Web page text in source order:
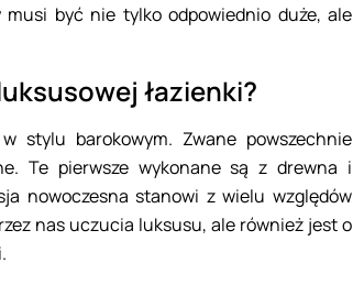
być nie tylko odpowiednio duże, ale
łazienki?
stylu barokowym. Zwane powszechnie
Te pierwsze wykonane są z drewna i
nowoczesna stanowi z wielu względów
nas uczucia luksusu, ale również jest o